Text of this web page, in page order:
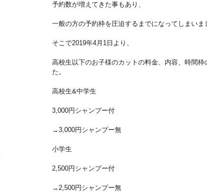
予約数が増えてきた事もあり、
一般の方の予約枠を圧迫するまでになってしまいま
そこで2019年4月1日より、
高校生以下のお子様のカットの料金、内容、時間
た。
高校生&中学生
3,000円シャンプー付
→3,000円シャンプー無
小学生
2,500円シャンプー付
→2,500円シャンプー無